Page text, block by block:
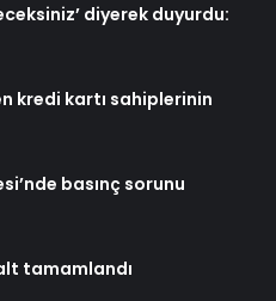
diyerek duyurdu:
kredi kartı sahiplerinin
basınç sorunu
tamamlandı